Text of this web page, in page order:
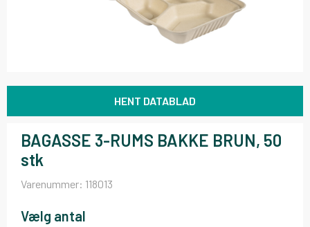
HENT DATABLAD
BAGASSE 3-RUMS BAKKE BRUN, 50
stk
Varenummer: 118013
Vælg antal